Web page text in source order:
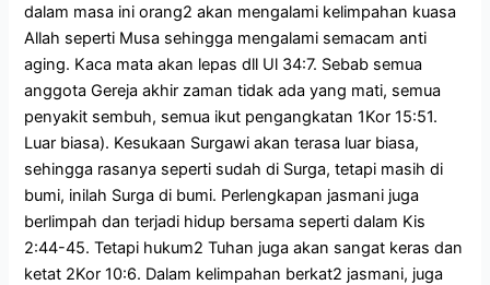
dalam masa ini orang2 akan mengalami kelimpahan kuasa
Allah seperti Musa sehingga mengalami semacam anti
aging. Kaca mata akan lepas dll Ul 34:7. Sebab semua
anggota Gereja akhir zaman tidak ada yang mati, semua
penyakit sembuh, semua ikut pengangkatan 1Kor 15:51.
Luar biasa). Kesukaan Surgawi akan terasa luar biasa,
sehingga rasanya seperti sudah di Surga, tetapi masih di
bumi, inilah Surga di bumi. Perlengkapan jasmani juga
berlimpah dan terjadi hidup bersama seperti dalam Kis
2:44-45. Tetapi hukum2 Tuhan juga akan sangat keras dan
ketat 2Kor 10:6. Dalam kelimpahan berkat2 jasmani, juga